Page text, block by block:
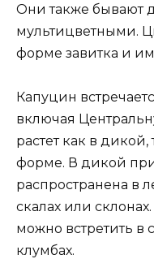
Они также бывают
мультицветными.
форме завитка и
Капуцин
включая
растет как в
форме. В дикой
распространена в
скалах или
можно встретить в
клумбах.